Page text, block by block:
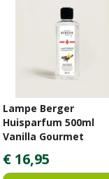
Lampe Berger
Huisparfum 500ml
Vanilla Gourmet
€ 16,95